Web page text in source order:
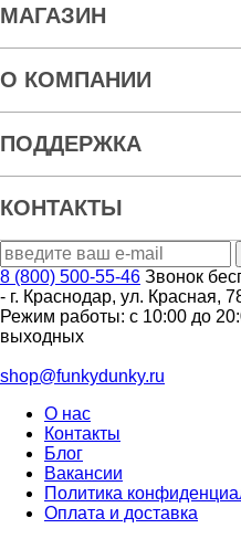
МАГАЗИН
О КОМПАНИИ
ПОДДЕРЖКА
КОНТАКТЫ
8 (800) 500-55-46 Звонок
- г. Краснодар, ул. Красная,
Режим работы: с 10:00 до
выходных
shop@funkydunky.ru
О нас
Контакты
Блог
Вакансии
Политика
Оплата и доставка